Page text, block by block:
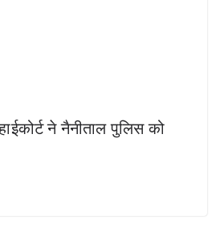
ने नैनीताल पुलिस को